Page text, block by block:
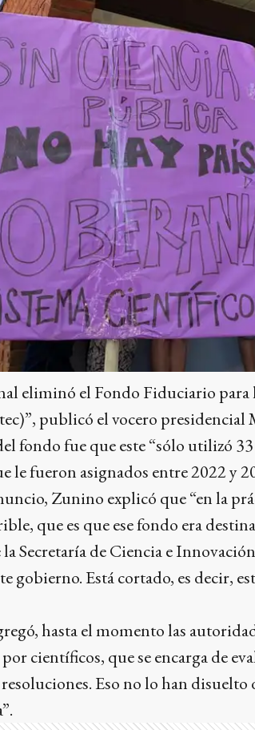
eliminó el Fondo Fiduciario
publicó el vocero
fondo fue que este “sólo utilizó
le fueron asignados entre 2022 y
Zunino explicó que “en la
que es que ese fondo era
Secretaría de Ciencia e
gobierno. Está cortado, es decir,
hasta el momento las
científicos, que se encarga de
Eso no lo han